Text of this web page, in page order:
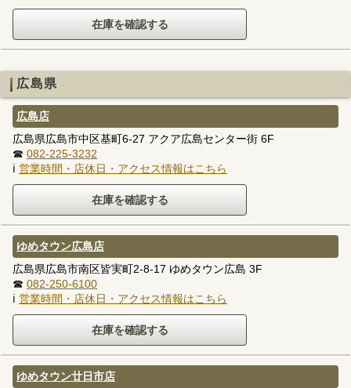
広島県
広島店
広島県広島市中区基町6-27 アクア広島センター街 6F
☎ 082-225-3232
ℹ 営業時間・店休日・アクセス情報はこちら
ゆめタウン広島店
広島県広島市南区皆実町2-8-17 ゆめタウン広島 3F
☎ 082-250-6100
ℹ 営業時間・店休日・アクセス情報はこちら
ゆめタウン廿日市店